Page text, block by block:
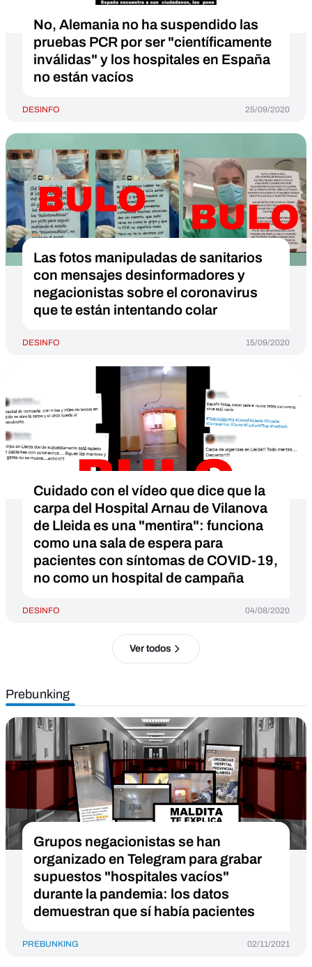
No, Alemania no ha suspendido las
pruebas PCR por ser "científicamente
inválidas" y los hospitales en España
no están vacíos
DESINFO 25/09/2020
Las fotos manipuladas de sanitarios
con mensajes desinformadores y
negacionistas sobre el coronavirus
que te están intentando colar
DESINFO 15/09/2020
Cuidado con el vídeo que dice que la
carpa del Hospital Arnau de Vilanova
de Lleida es una "mentira": funciona
como una sala de espera para
pacientes con síntomas de COVID-19,
no como un hospital de campaña
DESINFO 04/08/2020
Ver todos
Prebunking
Grupos negacionistas se han
organizado en Telegram para grabar
supuestos "hospitales vacíos"
durante la pandemia: los datos
demuestran que sí había pacientes
PREBUNKING 02/11/2021